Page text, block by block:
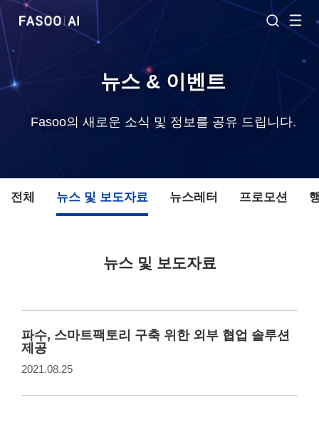
뉴스 & 이벤트
Fasoo의 새로운 소식 및 정보를 공유 드립니다.
전체 뉴스 및 보도자료 뉴스레터 프로모션
뉴스 및 보도자료
파수, 스마트팩토리 구축 위한 외부 협업 솔루션
제공
2021.08.25